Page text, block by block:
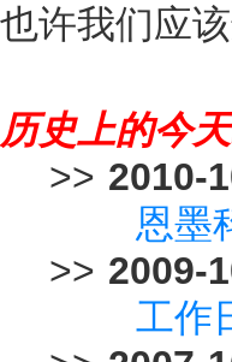
也许我们应
历史上的今
>> 2010-
恩墨
>> 2009-
工作